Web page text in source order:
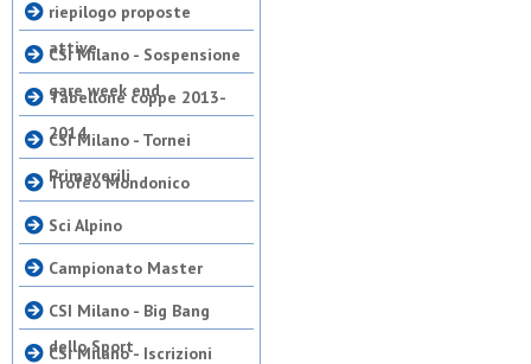
riepilogo proposte
attive
CSI Milano - Sospensione
gare week end
Tabellone coppe 2013-
2014
CSI Milano - Tornei
Primaverili
Trofeo Mondonico
Sci Alpino
Campionato Master
CSI Milano - Big Bang
dello Sport
CSI Milano - Iscrizioni